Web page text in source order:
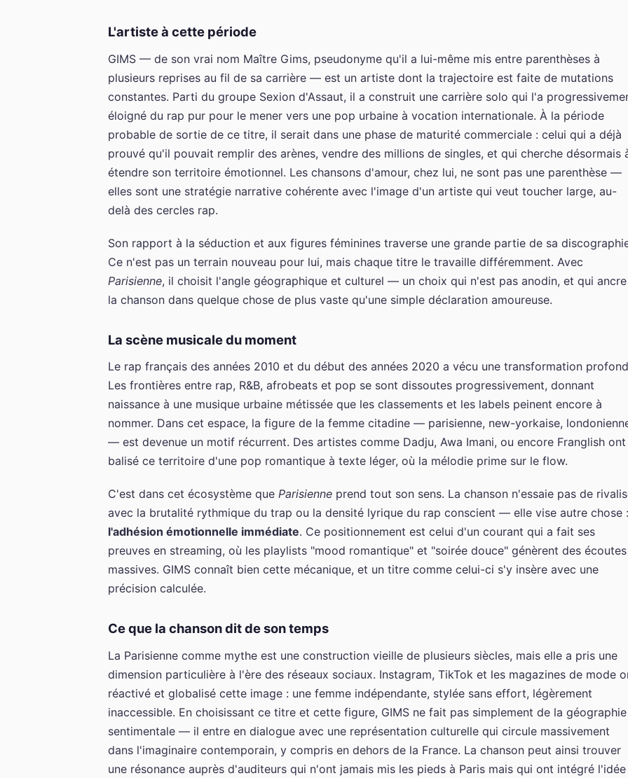
L'artiste à cette période
GIMS — de son vrai nom Maître Gims, pseudonyme qu'il a lui-même mis entre parenthèses à
plusieurs reprises au fil de sa carrière — est un artiste dont la trajectoire est faite de mutations
constantes. Parti du groupe Sexion d'Assaut, il a construit une carrière solo qui l'a
éloigné du rap pur pour le mener vers une pop urbaine à vocation internationale. À la période
probable de sortie de ce titre, il serait dans une phase de maturité commerciale : celui qui a déjà
prouvé qu'il pouvait remplir des arènes, vendre des millions de singles, et qui cherche désormais
étendre son territoire émotionnel. Les chansons d'amour, chez lui, ne sont pas une parenthèse —
elles sont une stratégie narrative cohérente avec l'image d'un artiste qui veut toucher large, au-
delà des cercles rap.
Son rapport à la séduction et aux figures féminines traverse une grande partie de sa
Ce n'est pas un terrain nouveau pour lui, mais chaque titre le travaille différemment. Avec
Parisienne, il choisit l'angle géographique et culturel — un choix qui n'est pas anodin, et qui ancre
la chanson dans quelque chose de plus vaste qu'une simple déclaration amoureuse.
La scène musicale du moment
Le rap français des années 2010 et du début des années 2020 a vécu une transformation
Les frontières entre rap, R&B, afrobeats et pop se sont dissoutes progressivement, donnant
naissance à une musique urbaine métissée que les classements et les labels peinent encore à
nommer. Dans cet espace, la figure de la femme citadine — parisienne, new-yorkaise,
— est devenue un motif récurrent. Des artistes comme Dadju, Awa Imani, ou encore Franglish ont
balisé ce territoire d'une pop romantique à texte léger, où la mélodie prime sur le flow.
C'est dans cet écosystème que Parisienne prend tout son sens. La chanson n'essaie pas de
avec la brutalité rythmique du trap ou la densité lyrique du rap conscient — elle vise autre chose :
l'adhésion émotionnelle immédiate. Ce positionnement est celui d'un courant qui a fait ses
preuves en streaming, où les playlists "mood romantique" et "soirée douce" génèrent des écoutes
massives. GIMS connaît bien cette mécanique, et un titre comme celui-ci s'y insère avec une
précision calculée.
Ce que la chanson dit de son temps
La Parisienne comme mythe est une construction vieille de plusieurs siècles, mais elle a pris une
dimension particulière à l'ère des réseaux sociaux. Instagram, TikTok et les magazines de mode
réactivé et globalisé cette image : une femme indépendante, stylée sans effort, légèrement
inaccessible. En choisissant ce titre et cette figure, GIMS ne fait pas simplement de la géographie
sentimentale — il entre en dialogue avec une représentation culturelle qui circule massivement
dans l'imaginaire contemporain, y compris en dehors de la France. La chanson peut ainsi trouver
une résonance auprès d'auditeurs qui n'ont jamais mis les pieds à Paris mais qui ont intégré l'idée